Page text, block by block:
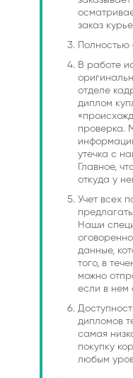
заказ
Полностью
В работе
отделе
диплом
проверка.
утечка с
Главное,
откуда у
Учет всех
Наши
данные,
того, в
можно
если в нем
дипломов
самая
покупку
любым